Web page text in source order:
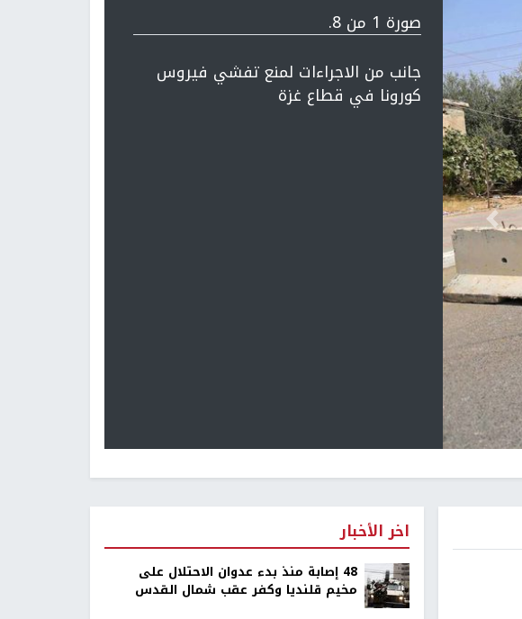
صورة 1 من 8.
جانب من الاجراءات لمنع تفشي فيروس
كورونا في قطاع غزة
التالي
اخر الأخبار
48 إصابة منذ بدء عدوان الاحتلال على
مخيم قلنديا وكفر عقب شمال القدس